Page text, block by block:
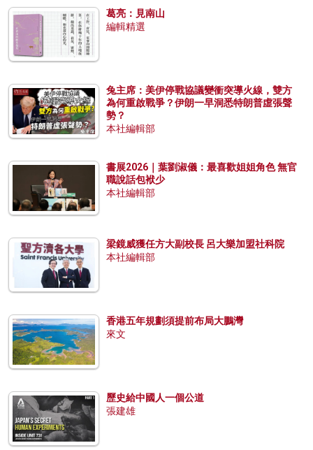
葛亮：見南山
編輯精選
兔主席：美伊停戰協議變衝突導火線，雙方
為何重啟戰爭？伊朗一早洞悉特朗普虛張聲
勢？
本社編輯部
書展2026｜葉劉淑儀：最喜歡姐姐角色 無官
職說話包袱少
本社編輯部
梁鏡威獲任方大副校長 呂大樂加盟社科院
本社編輯部
香港五年規劃須提前布局大鵬灣
來文
歷史給中國人一個公道
張建雄